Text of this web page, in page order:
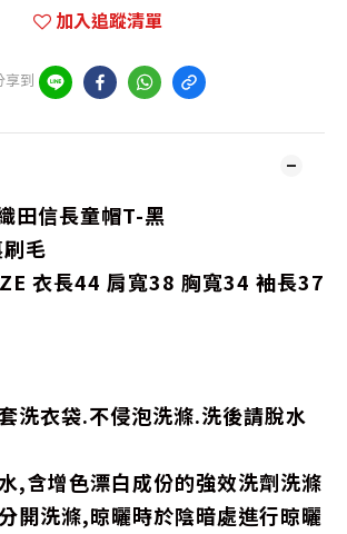
加入追蹤清單
享到
田信長童帽T-黑
毛
衣長44 肩寬38 胸寬34 袖長37
洗衣袋.不侵泡洗滌.洗後請脫水
,含增色漂白成份的強效洗劑洗滌
開洗滌,晾曬時於陰暗處進行晾曬